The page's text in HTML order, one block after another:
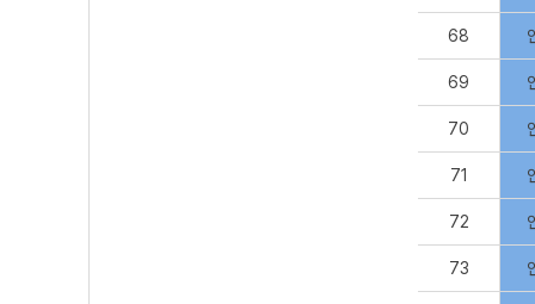
68
69
70
71
72
73